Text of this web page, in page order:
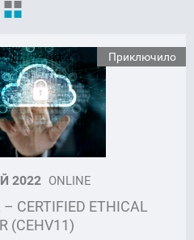
Приключило
2022 ONLINE
CERTIFIED ETHICAL
(CEHV11)